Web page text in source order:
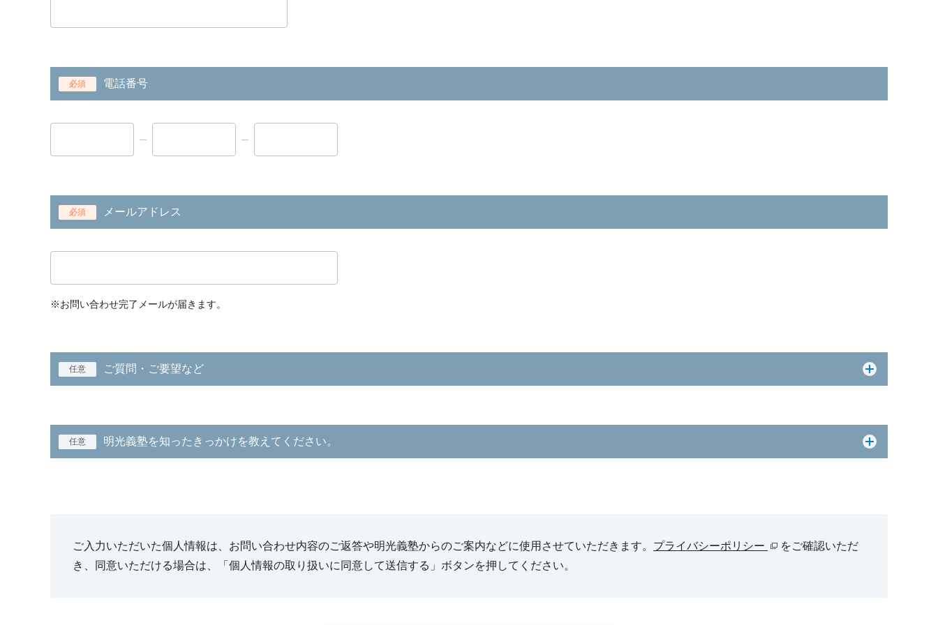
必須 電話番号
必須 メールアドレス
※お問い合わせ完了メールが届きます。
任意 ご質問・ご要望など
任意 明光義塾を知ったきっかけを教えてください。
ご入力いただいた個人情報は、お問い合わせ内容のご返答や明光義塾からのご案内などに使用させていただきます。 プライバシーポリシー
をご確認いただ
き、同意いただける場合は、「個人情報の取り扱いに同意して送信する」ボタンを押してください。